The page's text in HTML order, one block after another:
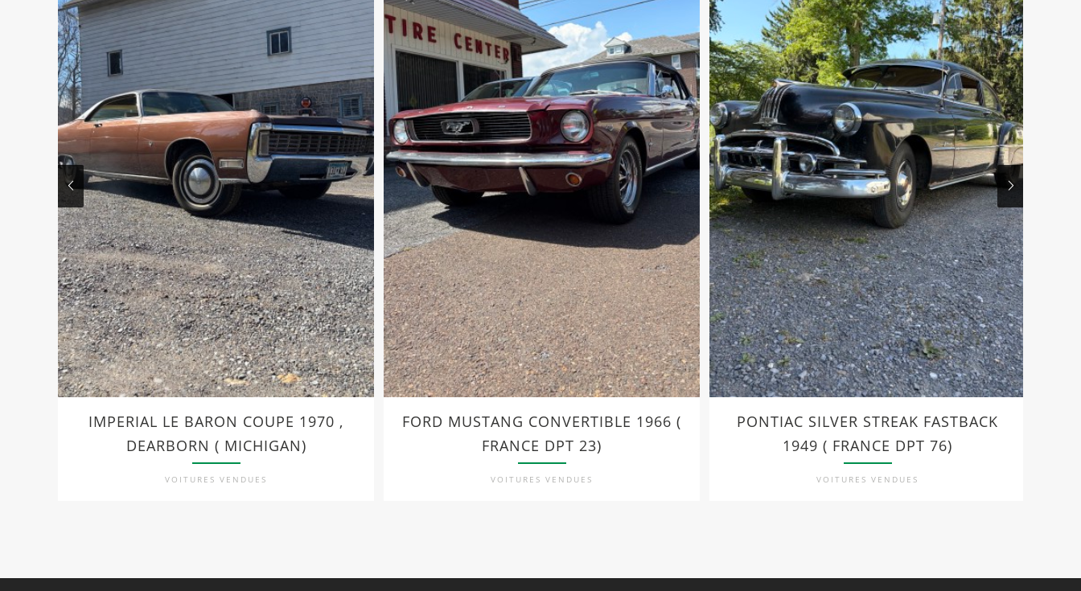
IMPERIAL LE BARON COUPE 1970 ,
DEARBORN ( MICHIGAN)
VOITURES VENDUES
FORD MUSTANG CONVERTIBLE 1966 (
FRANCE DPT 23)
VOITURES VENDUES
PONTIAC SILVER STREAK FASTBACK
1949 ( FRANCE DPT 76)
VOITURES VENDUES